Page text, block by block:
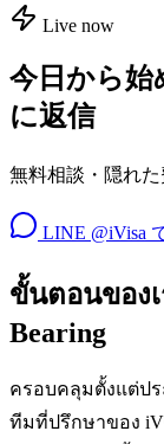
Live now
今日から始
に返信
無料相談・隠れた
LINE @iVisa
ขั้นตอนของ
Bearing
ครอบคลุมตั้งแต่ปร
ทีมที่ปรึกษาของ